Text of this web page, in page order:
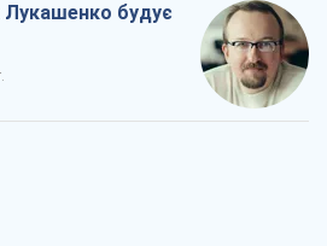
Лукашенко будує